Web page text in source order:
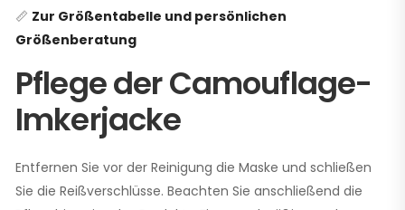
📏 Zur Größentabelle und persönlichen
Größenberatung
Pflege der Camouflage-
Imkerjacke
Entfernen Sie vor der Reinigung die Maske und schließen
Sie die Reißverschlüsse. Beachten Sie anschließend die